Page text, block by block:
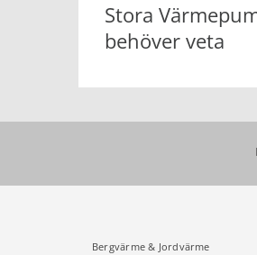
Stora
behöver veta
Bergvärme & Jordvärme